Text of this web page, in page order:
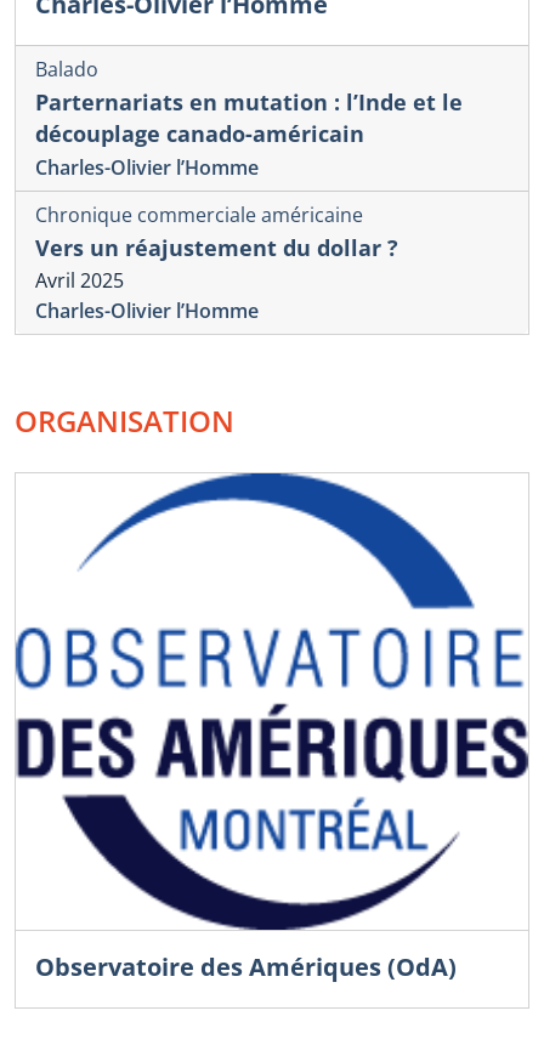
Balado
Parternariats en mutation : l’Inde et le
découplage canado-américain
Charles-Olivier l’Homme
Chronique commerciale américaine
Vers un réajustement du dollar ?
Avril 2025
Charles-Olivier l’Homme
ORGANISATION
Observatoire des Amériques (OdA)